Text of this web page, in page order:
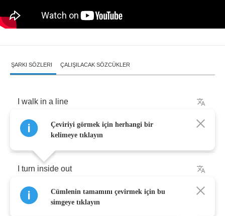
ŞARKI SÖZLERI ÇALIŞILACAK SÖZCÜKLER
walk in a line
see where I'm going
turn inside out
The days that I've known
Çeviriyi görmek için herhangi bir
kelimeye tıklayın
Cümlenin tamamını çevirmek için bu
simgeye tıklayın